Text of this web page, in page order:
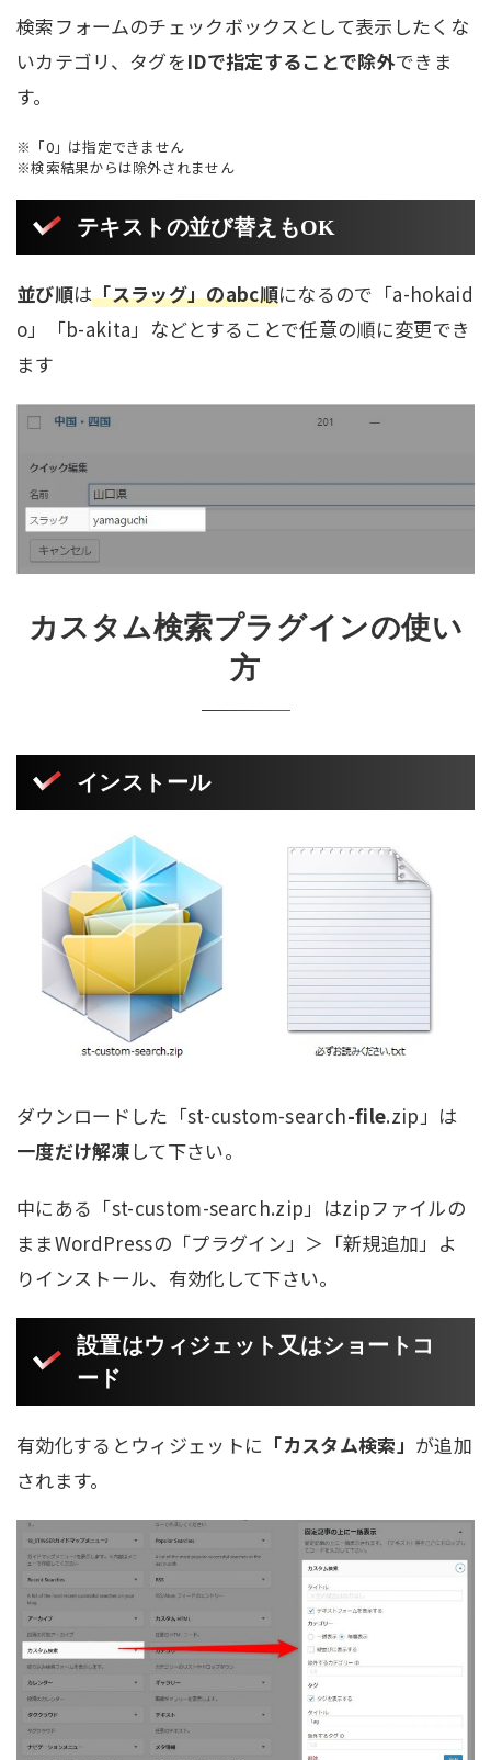
検索フォームのチェックボックスとして表示したくな
いカテゴリ、タグをIDで指定することで除外できま
す。
※「0」は指定できません
※検索結果からは除外されません
テキストの並び替えもOK
並び順は「スラッグ」のabc順になるので「a-hokaid
o」「b-akita」などとすることで任意の順に変更でき
ます
カスタム検索プラグインの使い
方
インストール
ダウンロードした「st-custom-search-file.zip」は
一度だけ解凍 して下さい。
中にある「st-custom-search.zip」はzipファイルの
ままWordPressの「プラグイン」＞「新規追加」よ
りインストール、有効化して下さい。
設置はウィジェット又はショートコ
ード
有効化するとウィジェットに 「カスタム検索」 が追加
されます。